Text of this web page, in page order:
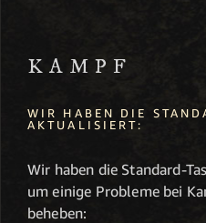
KAMPF
WIR HABEN DIE
AKTUALISIERT:
Wir haben die Standard-
um einige Probleme bei
beheben: